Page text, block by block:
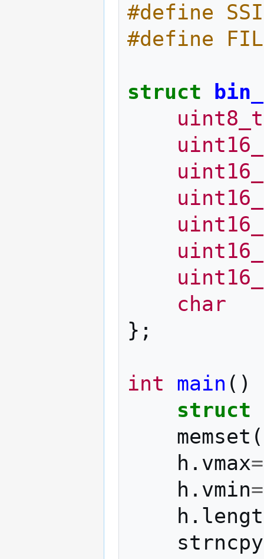
#define
#define
struct
uint8_t
char
};
int main ()
struct
memset (
h . vmax=
h . vmin=
h .
strncpy